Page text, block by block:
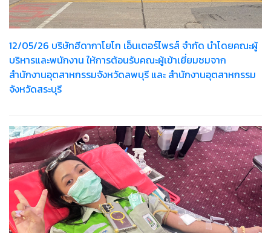
12/05/26 บริษัทฮีดากาโยโก เอ็นเตอร์ไพรส์ จำกัด นำโดยคณะผู้
บริหารและพนักงาน ให้การต้อนรับคณะผู้เข้าเยี่ยมชมจาก
สำนักงานอุตสาหกรรมจังหวัดลพบุรี และ สำนักงานอุตสาหกรรม
จังหวัดสระบุรี